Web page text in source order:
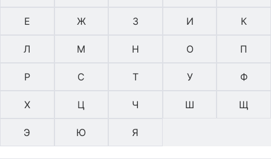
Е Ж З И К
Л М Н О П
Р С Т У Ф
Х Ц Ч Ш Щ
Э Ю Я